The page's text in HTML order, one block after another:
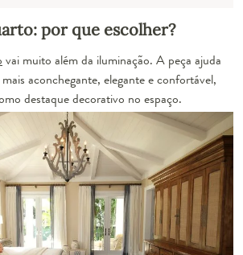
por que escolher?
vai muito além da iluminação. A peça ajuda
aconchegante, elegante e confortável,
destaque decorativo no espaço.